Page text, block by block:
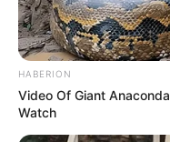
HABERION
Video Of Giant
Watch